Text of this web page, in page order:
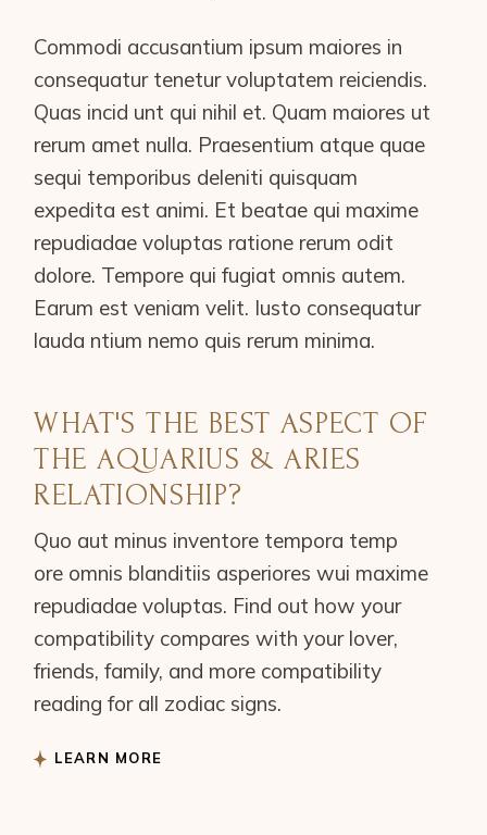
Commodi accusantium ipsum maiores in
consequatur tenetur voluptatem reiciendis.
Quas incid unt qui nihil et. Quam maiores ut
rerum amet nulla. Praesentium atque quae
sequi temporibus deleniti quisquam
expedita est animi. Et beatae qui maxime
repudiadae voluptas ratione rerum odit
dolore. Tempore qui fugiat omnis autem.
Earum est veniam velit. Iusto consequatur
lauda ntium nemo quis rerum minima.
WHAT'S THE BEST ASPECT OF
THE AQUARIUS & ARIES
RELATIONSHIP?
Quo aut minus inventore tempora temp
ore omnis blanditiis asperiores wui maxime
repudiadae voluptas. Find out how your
compatibility compares with your lover,
friends, family, and more compatibility
reading for all zodiac signs.
LEARN MORE